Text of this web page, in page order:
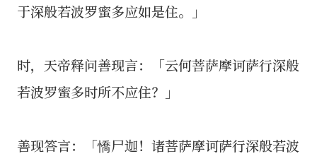
于深般若波罗蜜多应如是住。」
时，天帝释问善现言：「云何菩萨摩诃萨行深般
若波罗蜜多时所不应住？」
善现答言：「憍尸迦！诸菩萨摩诃萨行深般若波